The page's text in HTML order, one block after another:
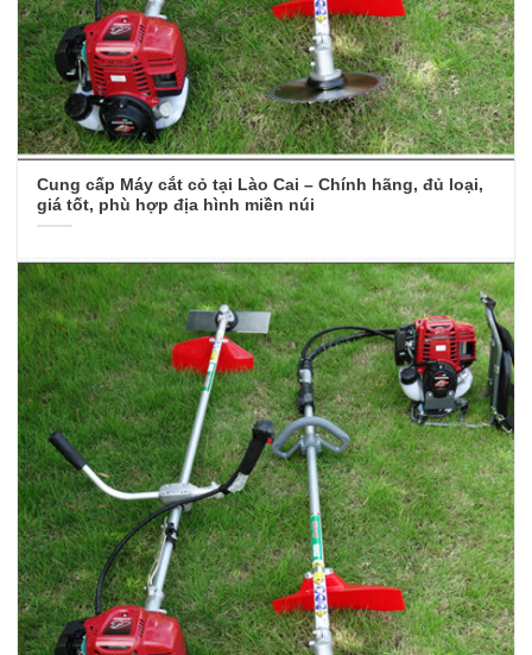
Cung cấp Máy cắt cỏ tại Lào Cai – Chính hãng, đủ loại,
giá tốt, phù hợp địa hình miền núi